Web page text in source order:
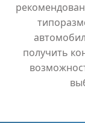
получить